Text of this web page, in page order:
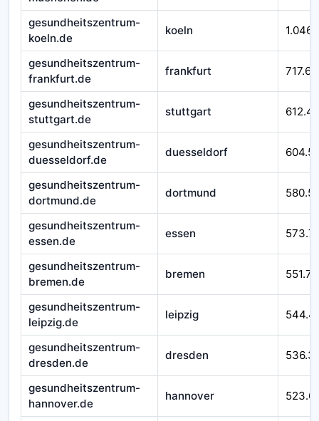
gesundheitszentrum-
koeln.de
koeln
gesundheitszentrum-
frankfurt.de
frankfurt
gesundheitszentrum-
stuttgart.de
stuttgart
gesundheitszentrum-
duesseldorf.de
duesseldorf
gesundheitszentrum-
dortmund.de
dortmund
gesundheitszentrum-
essen.de
essen
gesundheitszentrum-
bremen.de
bremen
gesundheitszentrum-
leipzig.de
leipzig
gesundheitszentrum-
dresden.de
dresden
gesundheitszentrum-
hannover.de
hannover